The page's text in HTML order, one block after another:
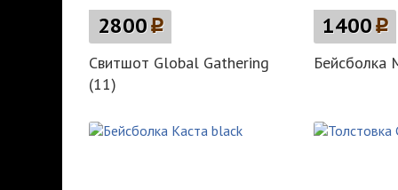
2800p
Свитшот Global Gathering
(11)
1400p
Бейсболка